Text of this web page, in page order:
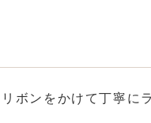
ボンをかけて丁寧にラ